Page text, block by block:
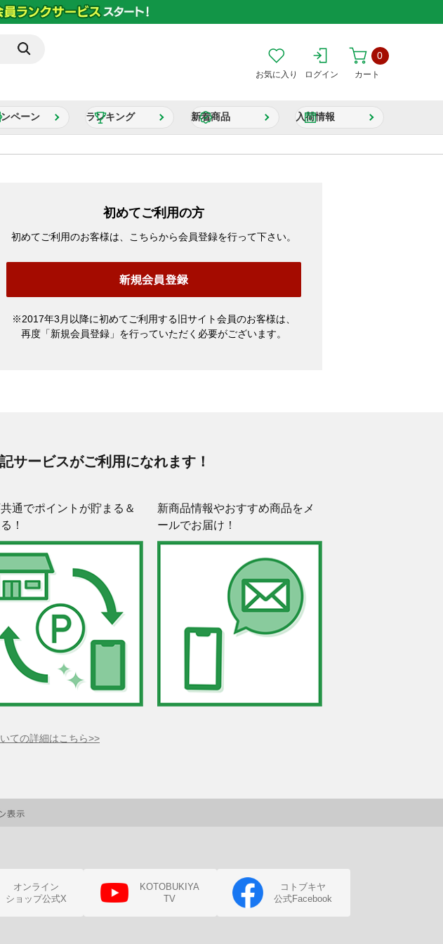
お気に入り ログイン カート
0
ペーン ランキング 新着商品 入荷情報
初めてご利用の方
初めてご利用のお客様は、こちらから会員登録を行って下さい。
※2017年3月以降に初めてご利用する旧サイト会員のお客様は、
再度「新規会員登録」を行っていただく必要がございます。
サービスがご利用になれます！
通でポイントが貯まる＆
！
新商品情報やおすすめ商品をメ
ールでお届け！
ての詳細はこちら>>
オンライン
ショップ公式X
KOTOBUKIYA
TV
コトブキヤ
公式Facebook